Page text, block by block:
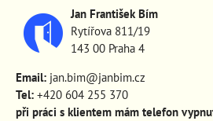
Jan František Bím
Rytířova 811/19
143 00 Praha 4
Email: jan.bim@janbim.cz
Tel: +420 604 255 370
při práci s klientem mám telefon